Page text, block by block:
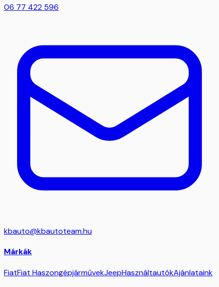
06 77 422 596
kbauto@kbautoteam.hu
Márkák
FiatFiat HaszongépjárművekJeepHasználtautókAjánlataink